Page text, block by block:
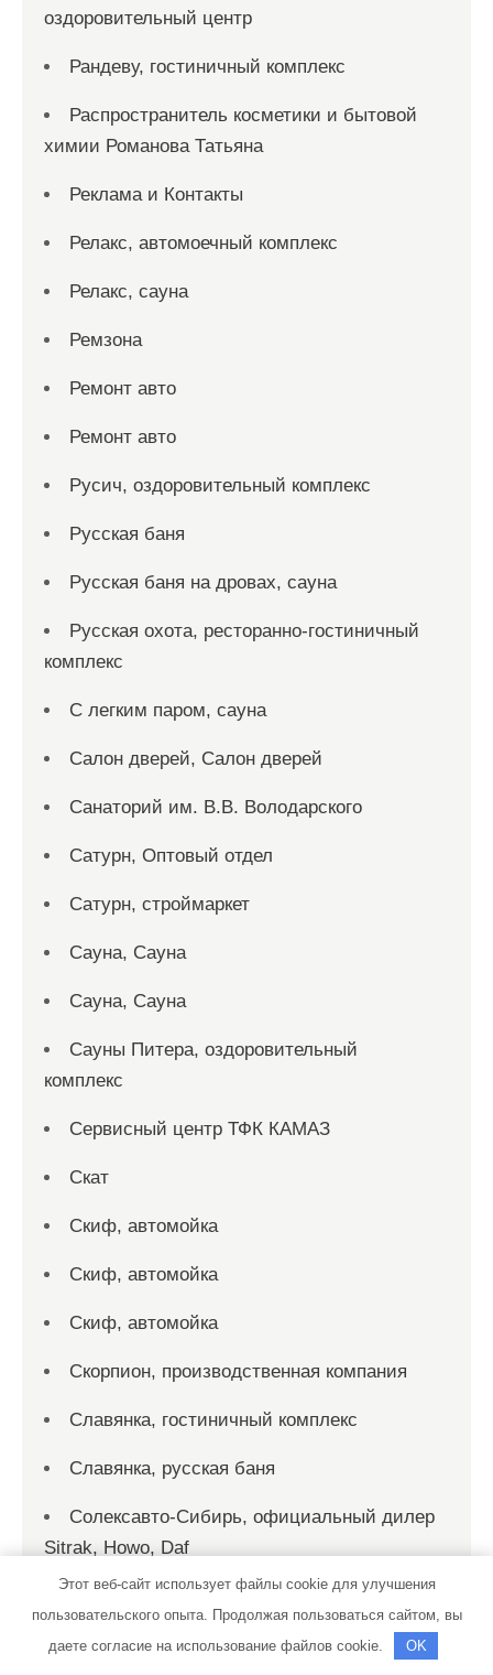
оздоровительный центр
Рандеву, гостиничный комплекс
Распространитель косметики и бытовой
химии Романова Татьяна
Реклама и Контакты
Релакс, автомоечный комплекс
Релакс, сауна
Ремзона
Ремонт авто
Ремонт авто
Русич, оздоровительный комплекс
Русская баня
Русская баня на дровах, сауна
Русская охота, ресторанно-гостиничный
комплекс
С легким паром, сауна
Салон дверей, Салон дверей
Санаторий им. В.В. Володарского
Сатурн, Оптовый отдел
Сатурн, строймаркет
Сауна, Сауна
Сауна, Сауна
Сауны Питера, оздоровительный
комплекс
Сервисный центр ТФК КАМАЗ
Скат
Скиф, автомойка
Скиф, автомойка
Скиф, автомойка
Скорпион, производственная компания
Славянка, гостиничный комплекс
Славянка, русская баня
Солексавто-Сибирь, официальный дилер
Sitrak, Howo, Daf
Солнечная дача
Солярис, сауна
Этот веб-сайт использует файлы cookie для улучшения
пользовательского опыта. Продолжая пользоваться сайтом, вы
даете согласие на использование файлов cookie.
OK